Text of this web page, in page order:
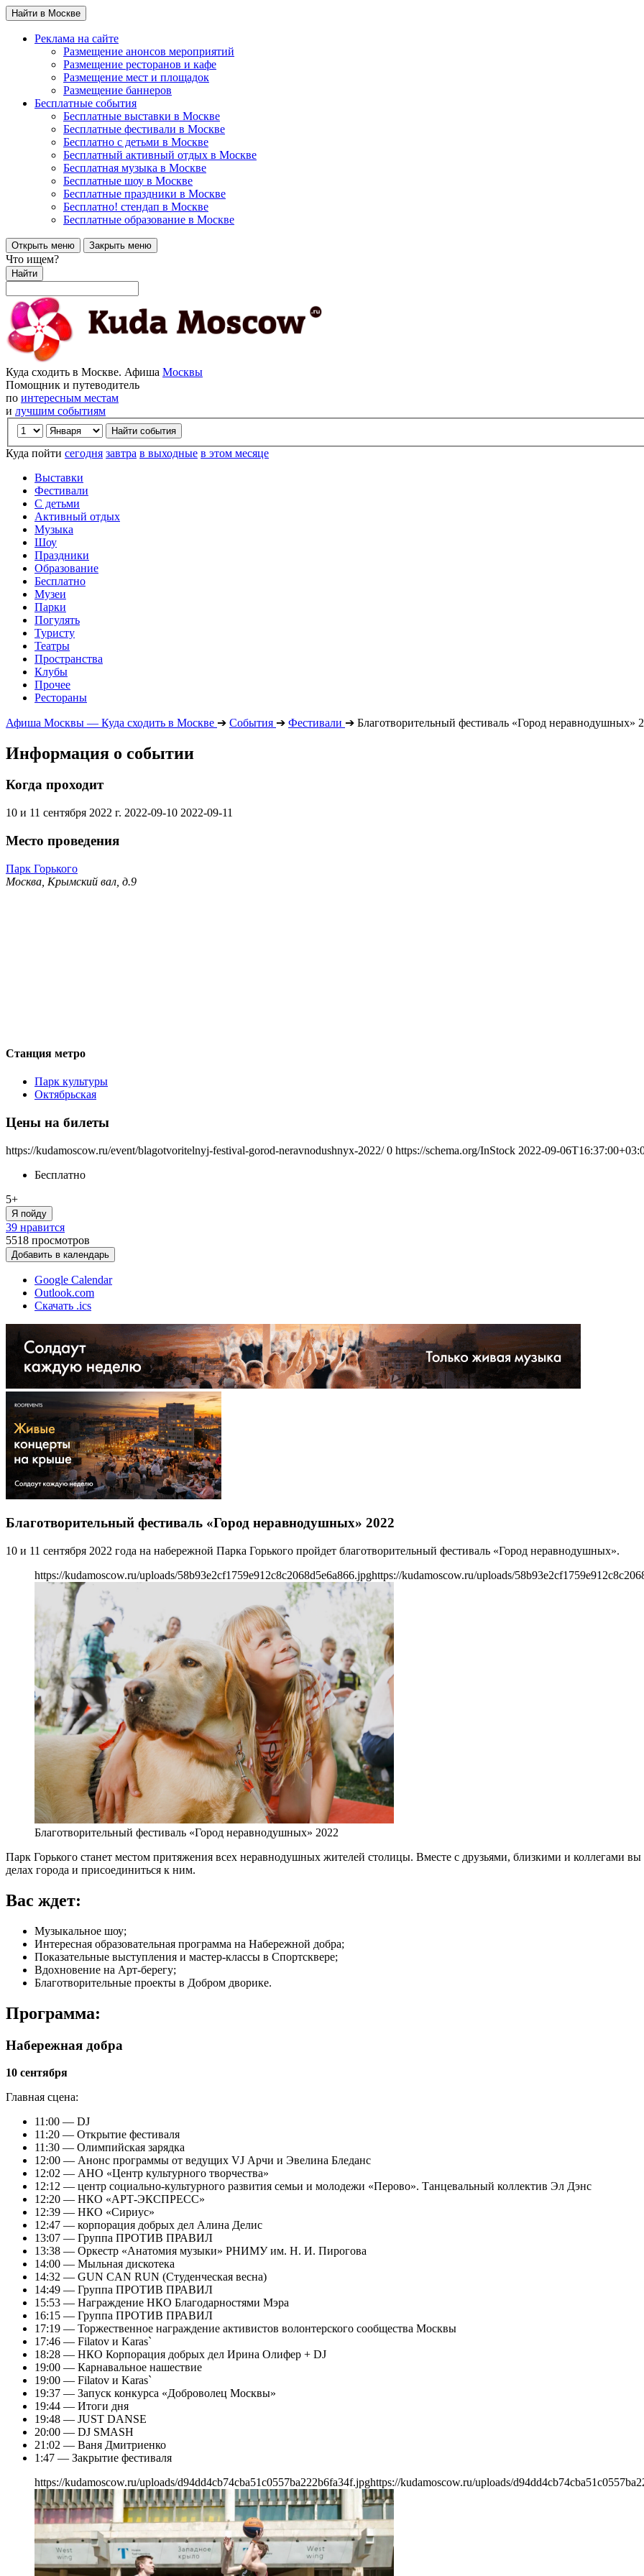
Найти в Москве
Реклама на сайте
Размещение анонсов мероприятий
Размещение ресторанов и кафе
Размещение мест и площадок
Размещение баннеров
Бесплатные события
Бесплатные выставки в Москве
Бесплатные фестивали в Москве
Бесплатно с детьми в Москве
Бесплатный активный отдых в Москве
Бесплатная музыка в Москве
Бесплатные шоу в Москве
Бесплатные праздники в Москве
Бесплатно! стендап в Москве
Бесплатные образование в Москве
Открыть меню Закрыть меню
Что ищем?
Найти
Куда сходить в Москве. Афиша Москвы
Помощник и путеводитель
по интересным местам
и лучшим событиям
Куда пойти сегодня завтра в выходные в этом месяце
Выставки
Фестивали
С детьми
Активный отдых
Музыка
Шоу
Праздники
Образование
Бесплатно
Музеи
Парки
Погулять
Туристу
Театры
Пространства
Клубы
Прочее
Рестораны
Афиша Москвы — Куда сходить в Москве ➔ События ➔ Фестивали ➔ Благотворительный фестиваль «Город неравнодушных»
Информация о событии
Когда проходит
10 и 11 сентября 2022 г. 2022-09-10 2022-09-11
Место проведения
Парк Горького
Москва, Крымский вал, д.9
Станция метро
Парк культуры
Октябрьская
Цены на билеты
https://kudamoscow.ru/event/blagotvoritelnyj-festival-gorod-neravnodushnyx-2022/ 0 https://schema.org/InStock 2022-09-
Бесплатно
5+
Я пойду
39 нравится
5518 просмотров
Добавить в календарь
Google Calendar
Outlook.com
Скачать .ics
Благотворительный фестиваль «Город неравнодушных» 2022
10 и 11 сентября 2022 года на набережной Парка Горького пройдет благотворительный фестиваль «Город неравнодушных».
https://kudamoscow.ru/uploads/58b93e2cf1759e912c8c2068d5e6a866.jpghttps://kudamoscow.ru/uploads/
Благотворительный фестиваль «Город неравнодушных» 2022
Парк Горького станет местом притяжения всех неравнодушных жителей столицы. Вместе с друзьями, близкими и коллегами
делах города и присоединиться к ним.
Вас ждет:
Музыкальное шоу;
Интересная образовательная программа на Набережной добра;
Показательные выступления и мастер-классы в Спортсквере;
Вдохновение на Арт-берегу;
Благотворительные проекты в Добром дворике.
Программа:
Набережная добра
10 сентября
Главная сцена:
11:00 — DJ
11:20 — Открытие фестиваля
11:30 — Олимпийская зарядка
12:00 — Анонс программы от ведущих VJ Арчи и Эвелина Бледанс
12:02 — АНО «Центр культурного творчества»
12:12 — центр социально-культурного развития семьи и молодежи «Перово». Танцевальный коллектив Эл Дэнс
12:20 — НКО «АРТ-ЭКСПРЕСС»
12:39 — НКО «Сириус»
12:47 — корпорация добрых дел Алина Делис
13:07 — Группа ПРОТИВ ПРАВИЛ
13:38 — Оркестр «Анатомия музыки» РНИМУ им. Н. И. Пирогова
14:00 — Мыльная дискотека
14:32 — GUN CAN RUN (Студенческая весна)
14:49 — Группа ПРОТИВ ПРАВИЛ
15:53 — Награждение НКО Благодарностями Мэра
16:15 — Группа ПРОТИВ ПРАВИЛ
17:19 — Торжественное награждение активистов волонтерского сообщества Москвы
17:46 — Filatov и Karas`
18:28 — НКО Корпорация добрых дел Ирина Олифер + DJ
19:00 — Карнавальное нашествие
19:00 — Filatov и Karas`
19:37 — Запуск конкурса «Доброволец Москвы»
19:44 — Итоги дня
19:48 — JUST DANSE
20:00 — DJ SMASH
21:02 — Ваня Дмитриенко
1:47 — Закрытие фестиваля
https://kudamoscow.ru/uploads/d94dd4cb74cba51c0557ba222b6fa34f.jpghttps://kudamoscow.ru/uploads/